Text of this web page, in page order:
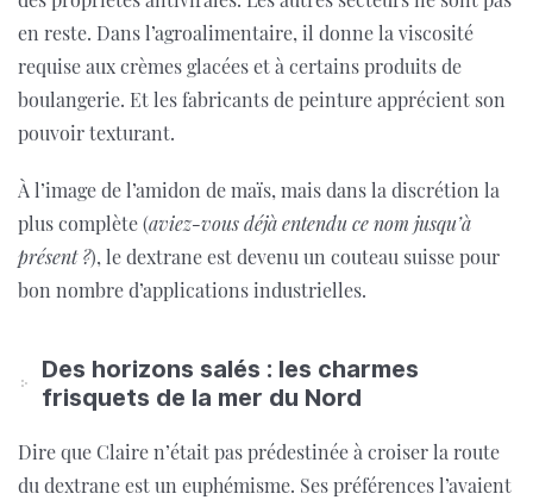
en reste. Dans l’agroalimentaire, il donne la viscosité
requise aux crèmes glacées et à certains produits de
boulangerie. Et les fabricants de peinture apprécient son
pouvoir texturant.
À l’image de l’amidon de maïs, mais dans la discrétion la
plus complète (aviez-vous déjà entendu ce nom jusqu’à
présent ?), le dextrane est devenu un couteau suisse pour
bon nombre d’applications industrielles.
Des horizons salés : les charmes
frisquets de la mer du Nord
Dire que Claire n’était pas prédestinée à croiser la route
du dextrane est un euphémisme. Ses préférences l’avaient